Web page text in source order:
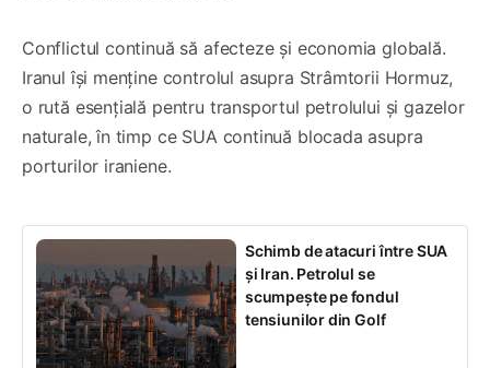
Conflictul continuă să afecteze și economia globală.
Iranul își menține controlul asupra Strâmtorii Hormuz,
o rută esențială pentru transportul petrolului și gazelor
naturale, în timp ce SUA continuă blocada asupra
porturilor iraniene.
Schimb de atacuri între SUA
și Iran. Petrolul se
scumpește pe fondul
tensiunilor din Golf